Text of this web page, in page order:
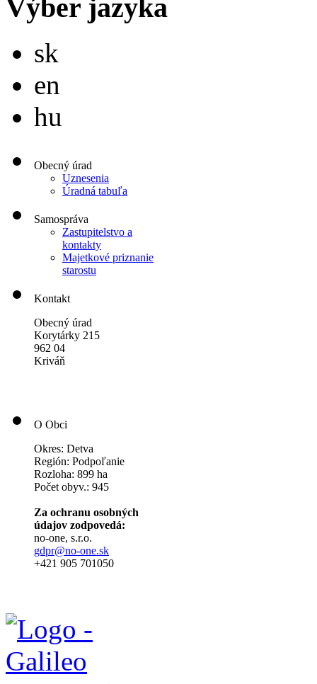
Výber jazyka
sk
en
hu
Obecný úrad
Uznesenia
Úradná tabuľa
Samospráva
Zastupitelstvo a
kontakty
Majetkové priznanie
starostu
Kontakt
Obecný úrad
Korytárky 215
962 04
Kriváň
O Obci
Okres: Detva
Región: Podpoľanie
Rozloha: 899 ha
Počet obyv.: 945
Za ochranu osobných
údajov zodpovedá:
no-one, s.r.o.
gdpr@no-one.sk
+421 905 701050